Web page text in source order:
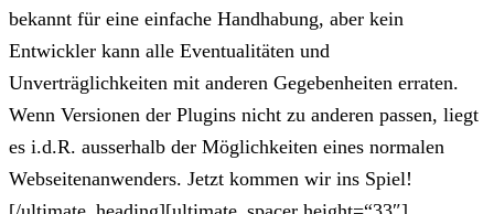
bekannt für eine einfache Handhabung, aber kein
Entwickler kann alle Eventualitäten und
Unverträglichkeiten mit anderen Gegebenheiten erraten.
Wenn Versionen der Plugins nicht zu anderen passen, liegt
es i.d.R. ausserhalb der Möglichkeiten eines normalen
Webseitenanwenders. Jetzt kommen wir ins Spiel!